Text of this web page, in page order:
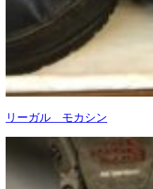
リーガル モカシン